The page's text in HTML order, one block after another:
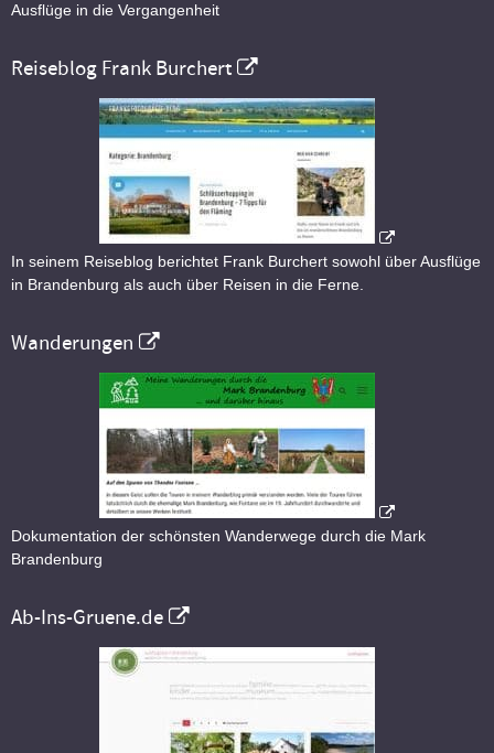
Ausflüge in die Vergangenheit
Reiseblog Frank Burchert
In seinem Reiseblog berichtet Frank Burchert sowohl über Ausflüge
in Brandenburg als auch über Reisen in die Ferne.
Wanderungen
Dokumentation der schönsten Wanderwege durch die Mark
Brandenburg
Ab-Ins-Gruene.de